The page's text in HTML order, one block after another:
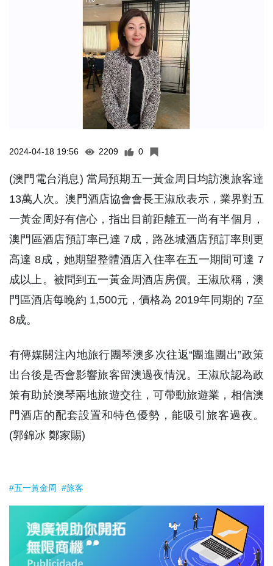
2024-04-18 19:56 2209 0
(澳門電台消息) 當局預期五一黃金周日均訪澳旅客達
13萬人次。澳門酒店協會會長王淑欣表示，業界對五
一黃金周好有信心，指出目前距離五一尚有半個月，
澳門區酒店預訂率已達 7成，路氹城酒店預訂率則更
高達 8成，她期望整體酒店入住率在五一期間可達 7
成以上。被問到五一黃金周酒店房價。王淑欣稱，澳
門區酒店每晚約 1,500元，價格為 2019年同期的 7至
8成。
有傳媒關注內地旅行團琴澳多次往返“團進團出”政策
出台後是否會影響旅客留澳過夜情況。王淑欣認為政
策有助於澳琴兩地旅遊交往，可帶動旅遊業，相信澳
門酒店的配套設置和特色優勢，能吸引旅客過夜。
(郭錦冰 鄭家賜)
#五一黃金周 #旅客